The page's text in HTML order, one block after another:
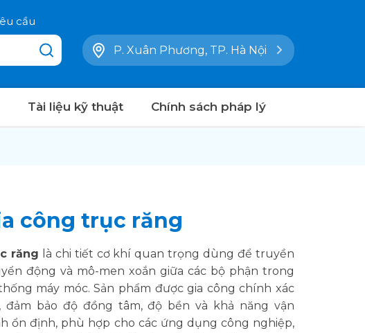
cầu
P. Xuân Phương, TP. Hà Nội
Tài liệu kỹ thuật Chính sách pháp lý
công trục răng
răng là chi tiết cơ khí quan trọng dùng để truyền
động và mô-men xoắn giữa các bộ phận trong
máy móc. Sản phẩm được gia công chính xác
đảm bảo độ đồng tâm, độ bền và khả năng vận
ổn định, phù hợp cho các ứng dụng công nghiệp,